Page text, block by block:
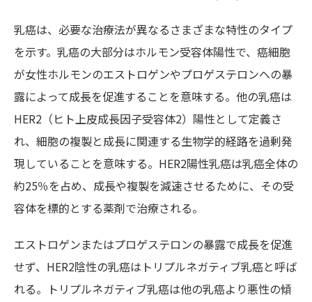
乳癌は、必要な治療法が異なるさまざまな特性のタイプ
を示す。乳癌の大部分はホルモン受容体陽性で、癌細胞
が女性ホルモンのエストロゲンやプロゲステロンへの暴
露によって成長を促進することを意味する。他の乳癌は
HER2（ヒト上皮成長因子受容体2）陽性として定義さ
れ、細胞の複製と成長に関連する生物学的経路を過剰発
現していることを意味する。HER2陽性乳癌は乳癌全体の
約25％を占め、成長や複製を減速させるために、その受
容体を標的とする薬剤で治療される。
エストロゲンまたはプロゲステロンの暴露で成長を促進
せず、HER2陰性の乳癌はトリプルネガティブ乳癌と呼ば
れる。トリプルネガティブ乳癌は他の乳癌より悪性の傾